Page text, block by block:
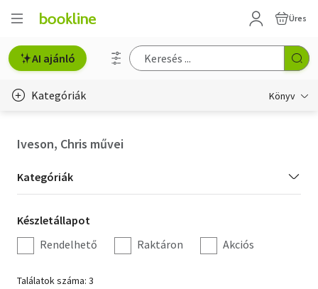
Üres
AI ajánló
Kategóriák Könyv
Hobbi, szabadidő
Irodalom
Művészet
Iveson, Chris művei
Kategória
szűrés
Kategóriák
Készletállapot
szűrés
Készletállapot
Rendelhető
Raktáron Akciós
Találatok száma: 3